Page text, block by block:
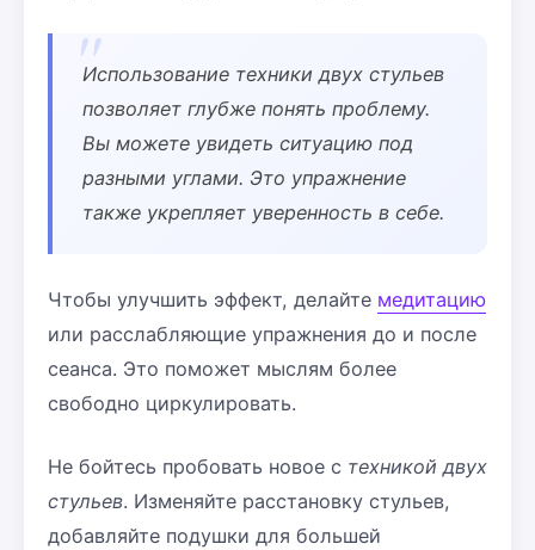
Использование техники двух стульев
позволяет глубже понять проблему.
Вы можете увидеть ситуацию под
разными углами. Это упражнение
также укрепляет уверенность в себе.
Чтобы улучшить эффект, делайте медитацию
или расслабляющие упражнения до и после
сеанса. Это поможет мыслям более
свободно циркулировать.
Не бойтесь пробовать новое с техникой двух
стульев. Изменяйте расстановку стульев,
добавляйте подушки для большей